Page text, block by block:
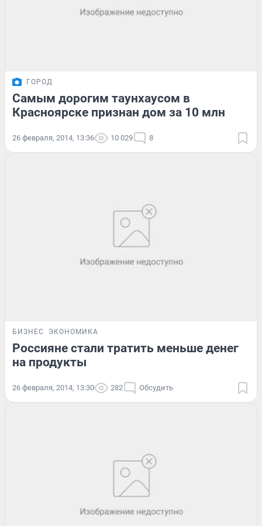
ГОРОД
Самым дорогим таунхаусом в
Красноярске признан дом за 10 млн
26 февраля, 2014, 13:36 10 029 8
БИЗНЕС ЭКОНОМИКА
Россияне стали тратить меньше денег
на продукты
26 февраля, 2014, 13:30 282 Обсудить